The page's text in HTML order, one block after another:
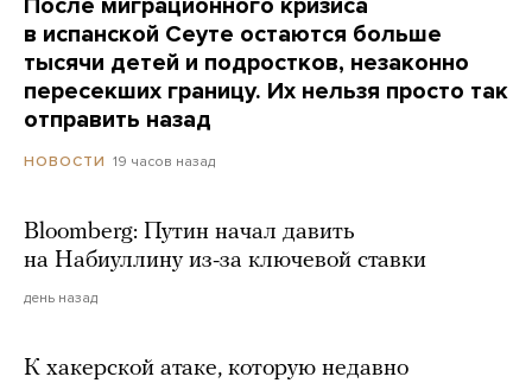
в испанской Сеуте остаются больше
тысячи детей и подростков, незаконно
пересекших границу. Их нельзя просто так
отправить назад
НОВОСТИ 19 часов назад
Bloomberg: Путин начал давить
на Набиуллину из-за ключевой ставки
день назад
К хакерской атаке, которую недавно